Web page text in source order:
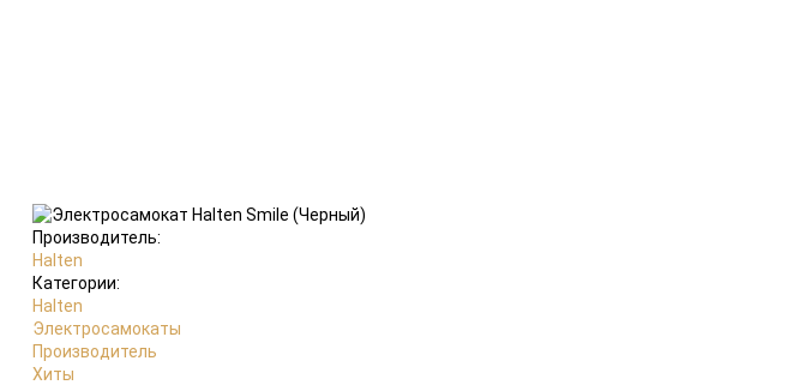
Производитель:
Halten
Категории:
Halten
Электросамокаты
Производитель
Хиты